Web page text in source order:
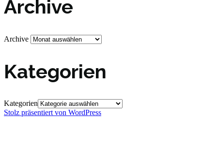
Archive
Archive
Kategorien
Kategorien
Stolz präsentiert von WordPress